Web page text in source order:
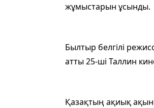
жұмыстарын ұсынды.
Былтыр белгілі
атты 25-ші Таллин
Қазақтың ақиық